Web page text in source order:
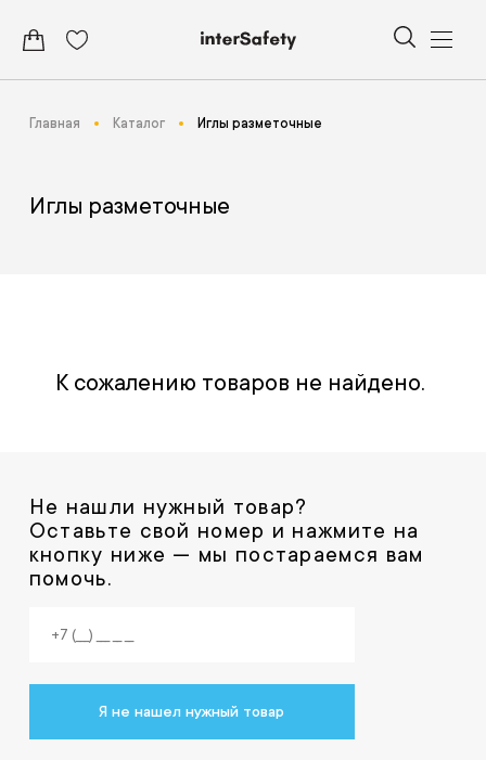
Главная Каталог Иглы разметочные
Иглы разметочные
К сожалению товаров не найдено.
Не нашли нужный товар?
Оставьте свой номер и нажмите на
кнопку ниже — мы постараемся вам
помочь.
Я не нашел нужный товар